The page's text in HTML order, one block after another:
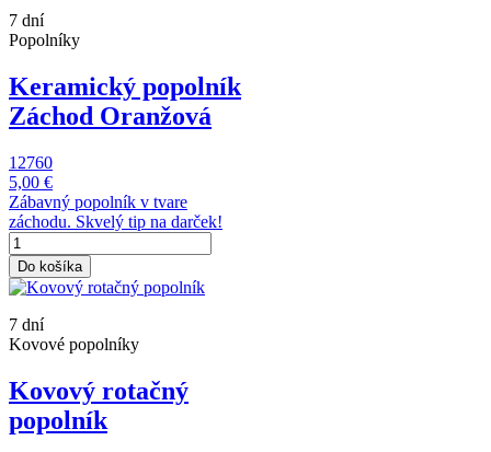
7 dní
Popolníky
Keramický popolník
Záchod Oranžová
12760
5,00 €
Zábavný popolník v tvare
záchodu. Skvelý tip na darček!
Do košíka
7 dní
Kovové popolníky
Kovový rotačný
popolník